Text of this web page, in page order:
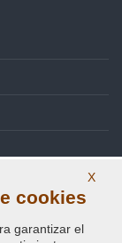
X
cookies
garantizar el